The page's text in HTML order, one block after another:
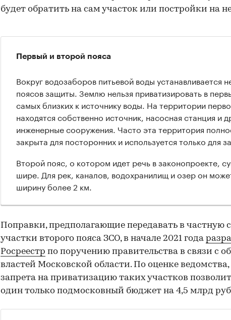
будет обратить на сам участок или постройки на
00:00 00:00
Первый и второй пояса
Вокруг водозаборов питьевой воды устанавливается
поясов защиты. Землю нельзя приватизировать в
самых близких к источнику воды. На территории
находятся собственно источник, насосная станция и
инженерные сооружения. Часто эта территория
закрыта для посторонних и используется только для
Второй пояс, о котором идет речь в законопроекте,
шире. Для рек, каналов, водохранилищ и озер он
ширину более 2 км.
Поправки, предполагающие передавать в частную
участки второго пояса ЗСО, в начале 2021 года
Росреестр по поручению правительства в связи с
властей Московской области. По оценке ведомства,
запрета на приватизацию таких участков
один только подмосковный бюджет на 4,5 млрд